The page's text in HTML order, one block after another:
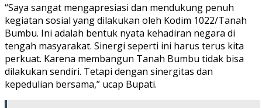
“Saya sangat mengapresiasi dan mendukung penuh
kegiatan sosial yang dilakukan oleh Kodim 1022/Tanah
Bumbu. Ini adalah bentuk nyata kehadiran negara di
tengah masyarakat. Sinergi seperti ini harus terus kita
perkuat. Karena membangun Tanah Bumbu tidak bisa
dilakukan sendiri. Tetapi dengan sinergitas dan
kepedulian bersama,” ucap Bupati.